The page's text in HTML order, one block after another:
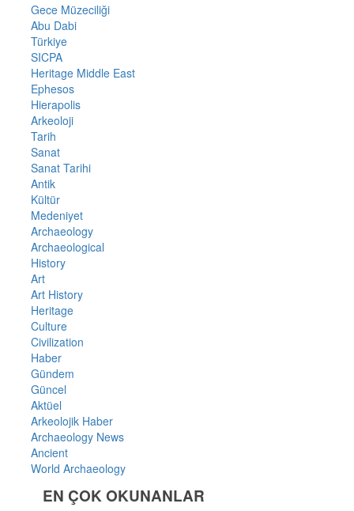
Gece Müzeciliği
Abu Dabi
Türkiye
SICPA
Heritage Middle East
Ephesos
Hierapolis
Arkeoloji
Tarih
Sanat
Sanat Tarihi
Antik
Kültür
Medeniyet
Archaeology
Archaeological
History
Art
Art History
Heritage
Culture
Civilization
Haber
Gündem
Güncel
Aktüel
Arkeolojik Haber
Archaeology News
Ancient
World Archaeology
EN ÇOK OKUNANLAR